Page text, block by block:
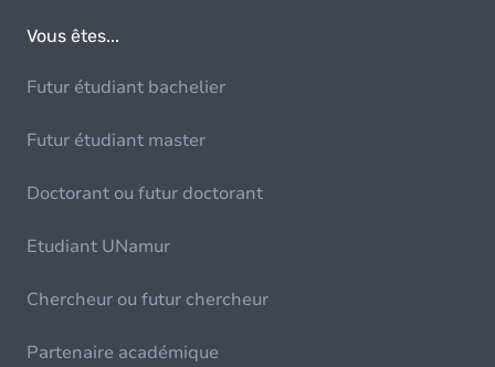
Vous êtes...
Futur étudiant bachelier
Futur étudiant master
Doctorant ou futur doctorant
Etudiant UNamur
Chercheur ou futur chercheur
Partenaire académique